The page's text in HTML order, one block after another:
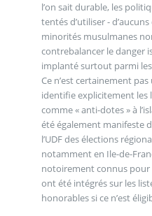
l’on sait durable, les
tentés d’utiliser -
minorités musulmanes
contrebalancer le danger
implanté surtout parmi
Ce n’est certainement
identifie explicitement les
comme « anti-dotes » à
été également manifeste
l’UDF des élections
notamment en Ile-de-
notoirement connus
ont été intégrés sur les
honorables si ce n’est